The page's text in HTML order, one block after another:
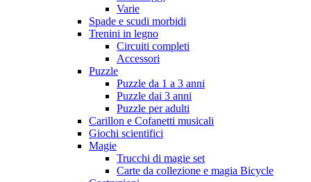
Varie
Spade e scudi morbidi
Trenini in legno
Circuiti completi
Accessori
Puzzle
Puzzle da 1 a 3 anni
Puzzle dai 3 anni
Puzzle per adulti
Carillon e Cofanetti musicali
Giochi scientifici
Magie
Trucchi di magie set
Carte da collezione e magia Bicycle